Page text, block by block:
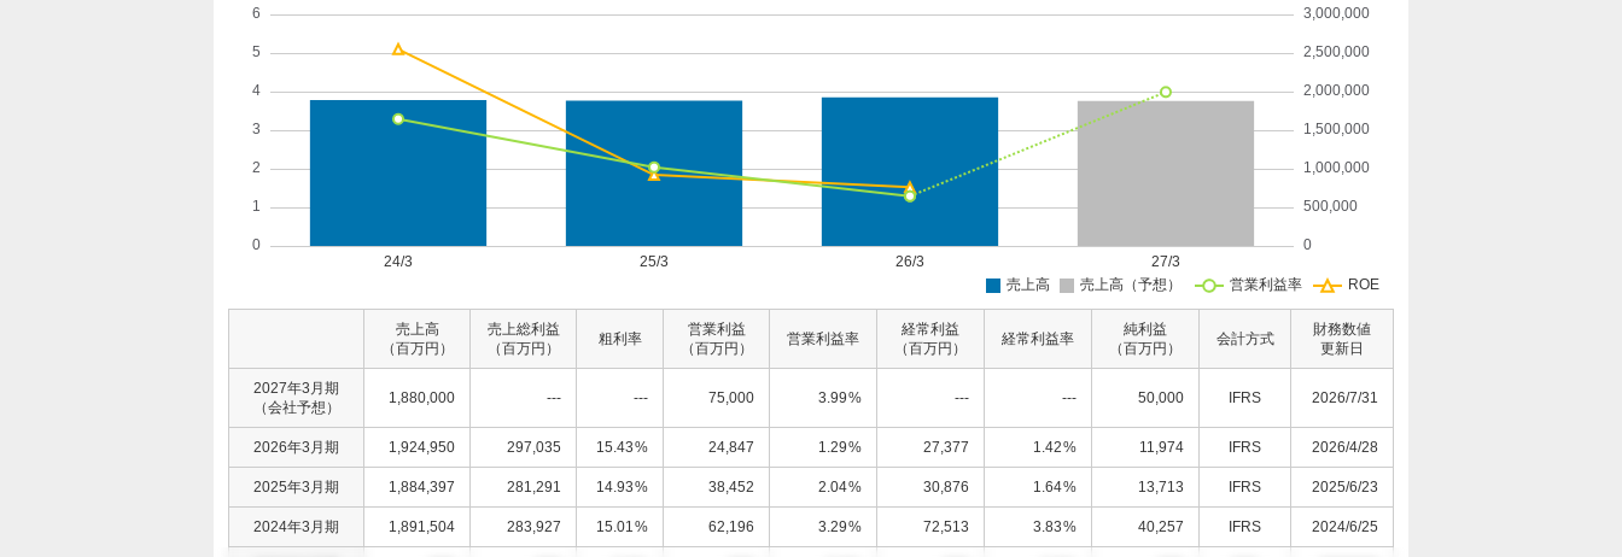
売上高
（百万円）
売上総利益
（百万円）
粗利率
営業利益
（百万円）
営業利益率
経常利益
（百万円）
経常利益率
純利益
（百万円）
会計方式
財務数値
更新日
2027年3月期
（会社予想）
1,880,000 --- --- 75,000 3.99% --- --- 50,000 IFRS 2026/7/31
2026年3月期 1,924,950 297,035 15.43% 24,847 1.29% 27,377 1.42% 11,974 IFRS 2026/4/28
2025年3月期 1,884,397 281,291 14.93% 38,452 2.04% 30,876 1.64% 13,713 IFRS 2025/6/23
2024年3月期 1,891,504 283,927 15.01 % 62,196 3.29% 72,513 3.83% 40,257 IFRS 2024/6/25